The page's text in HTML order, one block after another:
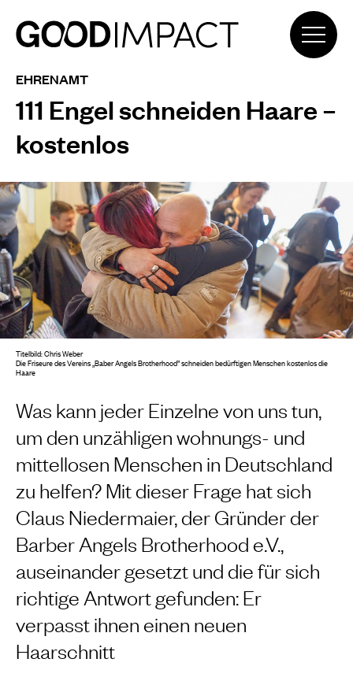
EHRENAMT
111 Engel schneiden Haare –
kostenlos
Was kann jeder Einzelne von uns tun,
um den unzähligen wohnungs- und
mittellosen Menschen in Deutschland
zu helfen? Mit dieser Frage hat sich
Claus Niedermaier, der Gründer der
Barber Angels Brotherhood e.V.,
auseinander gesetzt und die für sich
richtige Antwort gefunden: Er
verpasst ihnen einen neuen
Haarschnitt
Titelbild: Chris Weber
Die Friseure des Vereins „Baber Angels Brotherhood” schneiden bedürftigen Menschen kostenlos die
Haare